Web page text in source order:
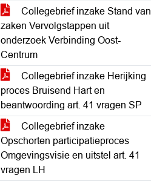
Collegebrief inzake Stand van
zaken Vervolgstappen uit
onderzoek Verbinding Oost-
Centrum
Collegebrief inzake Herijking
proces Bruisend Hart en
beantwoording art. 41 vragen SP
Collegebrief inzake
Opschorten participatieproces
Omgevingsvisie en uitstel art. 41
vragen LH